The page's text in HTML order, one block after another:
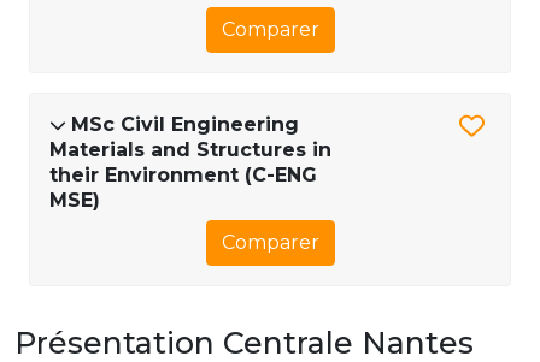
Comparer
MSc Civil Engineering
Materials and Structures in
their Environment (C-ENG
MSE)
Comparer
Présentation Centrale Nantes